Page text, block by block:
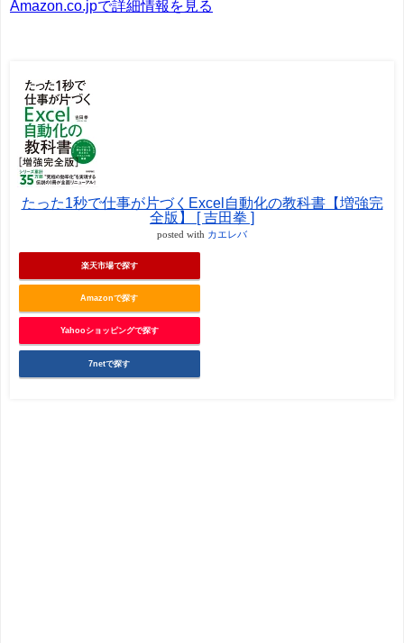
Amazon.co.jpで詳細情報を見る
たった1秒で仕事が片づくExcel自動化の教科書【増強完
全版】 [ 吉田拳 ]
posted with カエレバ
楽天市場で探す
Amazonで探す
Yahooショッピングで探す
7netで探す